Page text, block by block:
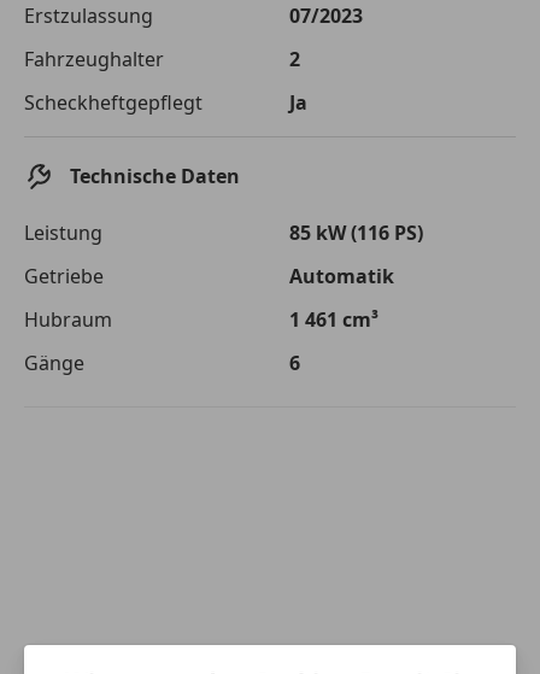
Erstzulassung
07/2023
Fahrzeughalter
2
Scheckheftgepflegt
Ja
Technische Daten
Leistung
85 kW (116 PS)
Getriebe
Automatik
Hubraum
1 461 cm³
Gänge
6